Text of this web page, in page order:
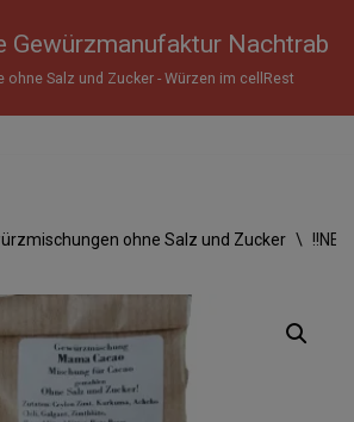
Gewürzmanufaktur Nachtrab
ohne Salz und Zucker - Würzen im cellRest
ohne Salz und Zucker \